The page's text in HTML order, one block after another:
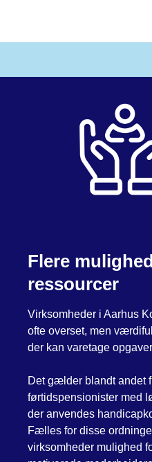
Flere
ressourcer
Virksomheder i Aarhus
ofte overset, men
der kan varetage
Det gælder blandt andet
førtidspensionister med
der anvendes
Fælles for disse
virksomheder mulighed